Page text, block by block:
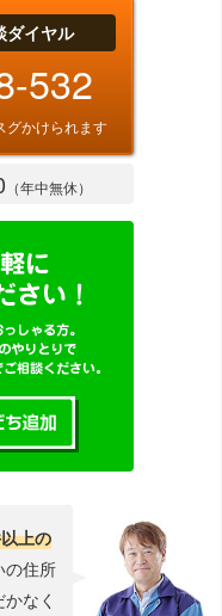
ダイヤル
532
グかけられます
（年中無休）
上の
の住所
なく